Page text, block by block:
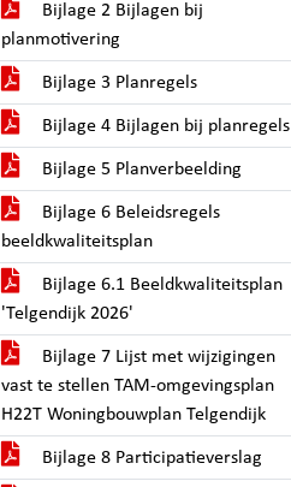
Bijlage 2 Bijlagen bij
planmotivering
Bijlage 3 Planregels
Bijlage 4 Bijlagen bij planregels
Bijlage 5 Planverbeelding
Bijlage 6 Beleidsregels
beeldkwaliteitsplan
Bijlage 6.1 Beeldkwaliteitsplan
'Telgendijk 2026'
Bijlage 7 Lijst met wijzigingen
vast te stellen TAM-omgevingsplan
H22T Woningbouwplan Telgendijk
Bijlage 8 Participatieverslag